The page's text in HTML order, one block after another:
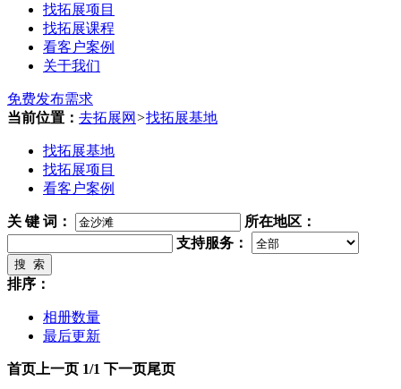
找拓展项目
找拓展课程
看客户案例
关于我们
免费发布需求
当前位置： 去拓展网 >找拓展基地
找拓展基地
找拓展项目
看客户案例
关 键 词 ：
所在地区：
支持服务：
搜 索
排序：
相册数量
最后更新
首页 上一页 1/1 下一页尾页